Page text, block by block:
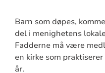
Barn som døpes,
del i menighetens
Fadderne må være
en kirke som
år.